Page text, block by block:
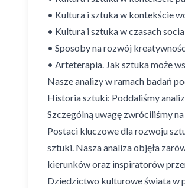
• Kultura i sztuka w kontekście
• Kultura i sztuka w czasach
• Sposoby na rozwój
• Arteterapia. Jak sztuka może
Nasze analizy w ramach badań
Historia sztuki: Poddaliśmy
Szczególną uwagę zwróciliśmy
Postaci kluczowe dla rozwoju
sztuki. Nasza analiza objęła
kierunków oraz inspiratorów
Dziedzictwo kulturowe świata w